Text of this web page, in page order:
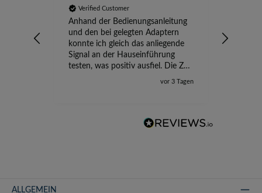
Verified Customer
Anhand der Bedienungsanleitung
und den bei gelegten Adaptern
konnte ich gleich das anliegende
Signal an der Hauseinführung
testen, was positiv ausfiel. Die Zeit
der Ungewissheit ist jetzt vorbei,
vor 3 Tagen
ALLGEMEIN